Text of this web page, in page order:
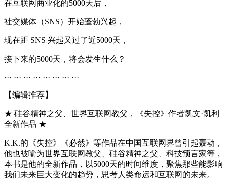
在互联网商业化的5000天后，
社交媒体（SNS）开始蓬勃兴起，
现在距 SNS 兴起又过了近5000天，
接下来的5000天，将会发生什么？
··· ··· ··· ··· ··· ··· ··· ···
【编辑推荐】
★ 硅谷精神之父、世界互联网教父，《失控》作者凯文·凯利
全新作品 ★
K.K.的《失控》《必然》等作品在中国互联网界曾引起轰动，
他也被喻为世界互联网教父、硅谷精神之父、科技预言家等，
本书是他的全新作品，以5000天的时间维度，聚焦那些能影响
我们未来巨大变化的趋势，思考人类命运和互联网的未来。